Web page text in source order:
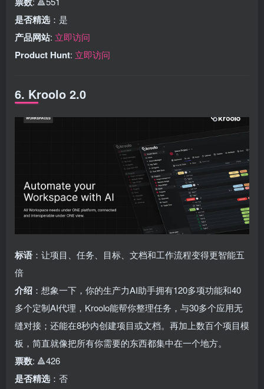
是否精选 ：是
产品网站: 立即访问
Product Hunt: 立即访问
6. Kroolo 2.0
标语 ：让项目、任务、目标、文档和工作流程变得更智能五
倍
介绍 ：想象一下，你的生产力AI助手拥有120多项功能和40
多个定制AI代理，Kroolo能帮你整理任务，与30多个应用无
缝对接；还能在8秒内创建项目或文档。再加上数百个项目模
板，简直就像把所有你需要的东西都集中在一个地方。
票数: 🔺426
是否精选 ：否